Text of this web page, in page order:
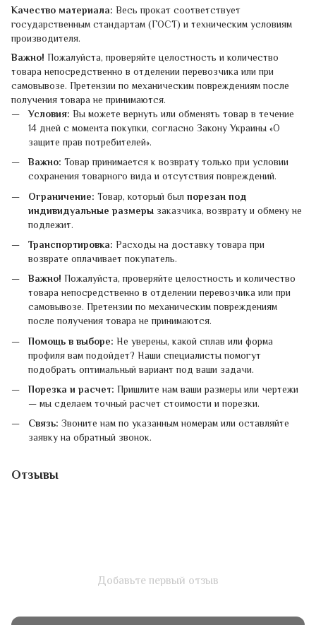
Качество материала: Весь прокат соответствует
государственным стандартам (ГОСТ) и техническим условиям
производителя.
Важно! Пожалуйста, проверяйте целостность и количество
товара непосредственно в отделении перевозчика или при
самовывозе. Претензии по механическим повреждениям после
получения товара не принимаются.
Условия: Вы можете вернуть или обменять товар в течение
14 дней с момента покупки, согласно Закону Украины «О
защите прав потребителей».
Важно: Товар принимается к возврату только при условии
сохранения товарного вида и отсутствия повреждений.
Ограничение: Товар, который был порезан под
индивидуальные размеры заказчика, возврату и обмену не
подлежит.
Транспортировка: Расходы на доставку товара при
возврате оплачивает покупатель.
Важно! Пожалуйста, проверяйте целостность и количество
товара непосредственно в отделении перевозчика или при
самовывозе. Претензии по механическим повреждениям
после получения товара не принимаются.
Помощь в выборе: Не уверены, какой сплав или форма
профиля вам подойдет? Наши специалисты помогут
подобрать оптимальный вариант под ваши задачи.
Порезка и расчет: Пришлите нам ваши размеры или чертежи
— мы сделаем точный расчет стоимости и порезки.
Связь: Звоните нам по указанным номерам или оставляйте
заявку на обратный звонок.
Отзывы
Добавьте первый отзыв